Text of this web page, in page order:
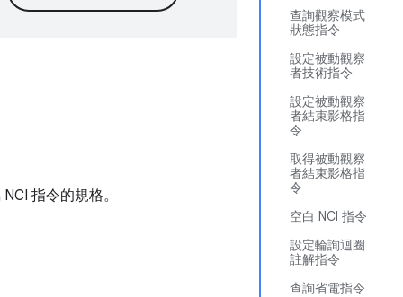
查詢觀察模式
狀態指令
設定被動觀察
者技術指令
設定被動觀察
者結束影格指
令
取得被動觀察
者結束影格指
令
空白 NCI 指令
設定輪詢迴圈
註解指令
查詢省電指令
指令的規格。